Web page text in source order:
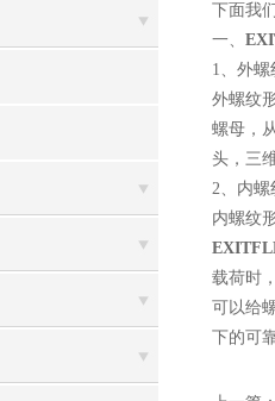
下面我
一、
1、外螺
外螺纹
螺母，
头，三
2、内螺
内螺纹
载荷时
可以给
下的可